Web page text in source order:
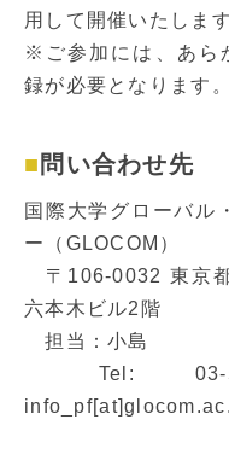
用して開催いたします
※ご参加には、あら
録が必要となります。
問い合わせ先
国際大学グローバル
ー（GLOCOM）
〒106-0032 東京
六本木ビル2階
担当：小島
Tel: 03-